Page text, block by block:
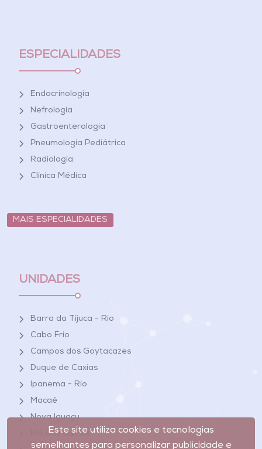
ESPECIALIDADES
Endocrinologia
Nefrologia
Gastroenterologia
Pneumologia Pediátrica
Radiologia
Clínica Médica
MAIS ESPECIALIDADES
UNIDADES
Barra da Tijuca - Rio
Cabo Frio
Campos dos Goytacazes
Duque de Caxias
Ipanema - Rio
Macaé
Nova Iguaçu
Rio das Ostras
Este site utiliza cookies e tecnologias
semelhantes para personalizar publicidade e